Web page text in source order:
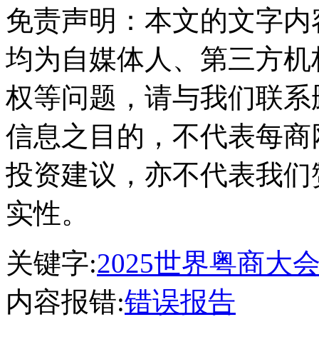
免责声明：本文的文字
均为自媒体人、第三方
权等问题，请与我们联
信息之目的，不代表每
投资建议，亦不代表我
实性。
关键字:2025世界粤商大
内容报错:错误报告